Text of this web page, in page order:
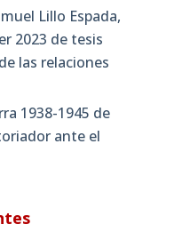
Lillo Espada,
2023 de tesis
las relaciones
1938-1945 de
ante el